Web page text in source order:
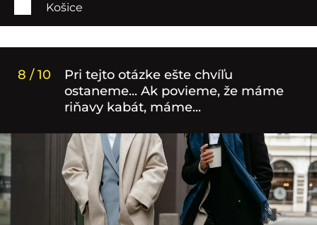
Košice
8 / 10
Pri tejto otázke ešte chvíľu
ostaneme... Ak povieme, že máme
riňavy kabát, máme...